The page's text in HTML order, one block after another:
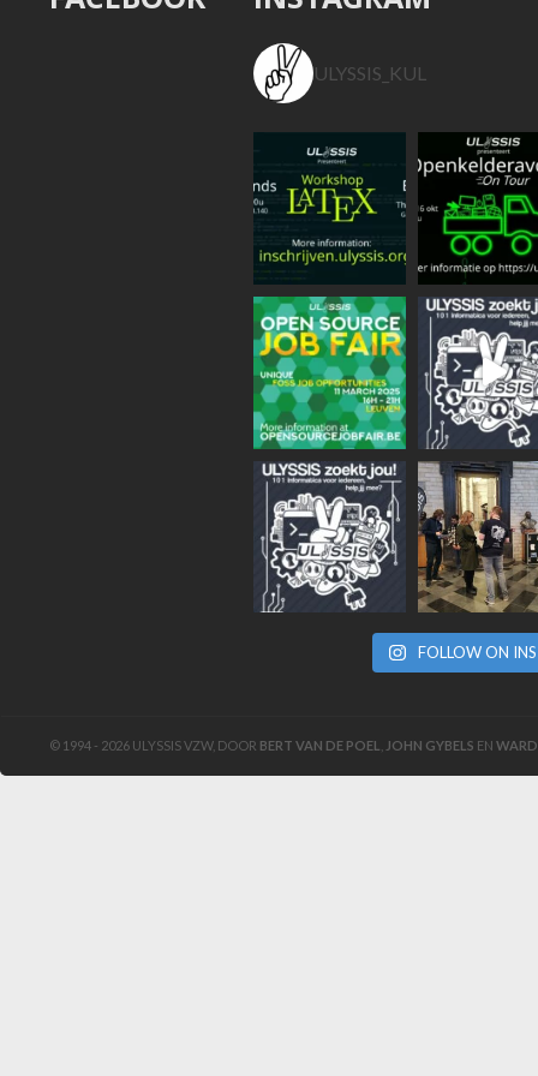
ULYSSIS_KUL
FOLLOW ON
© 1994 - 2026 ULYSSIS VZW, DOOR BERT VAN DE POEL JOHN GYBELS EN